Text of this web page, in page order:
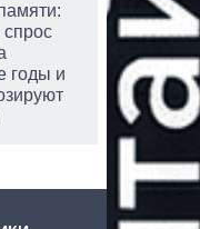
спрос
годы и